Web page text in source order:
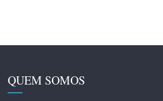
QUEM SOMOS